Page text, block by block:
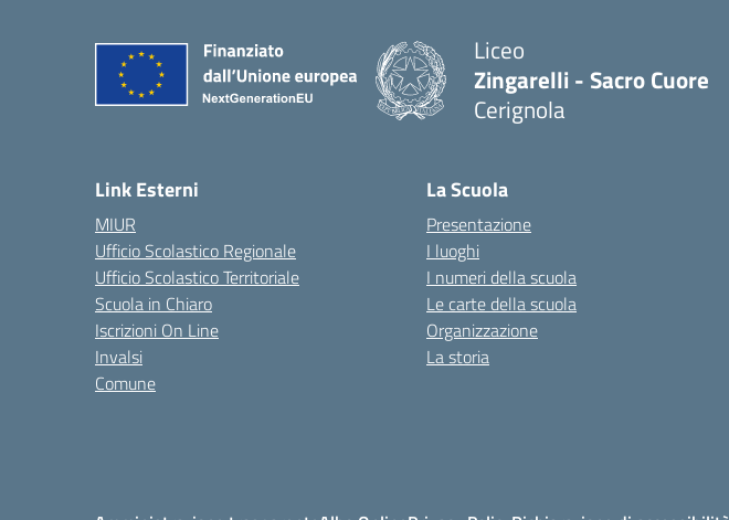
Liceo
Zingarelli - Sacro Cuore
Cerignola
Link Esterni
MIUR
Ufficio Scolastico Regionale
Ufficio Scolastico Territoriale
Scuola in Chiaro
Iscrizioni On Line
Invalsi
Comune
La Scuola
Presentazione
I luoghi
I numeri della scuola
Le carte della scuola
Organizzazione
La storia